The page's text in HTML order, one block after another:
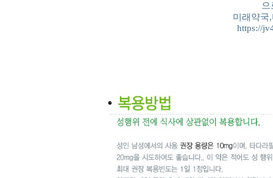
으
미래약국
https://